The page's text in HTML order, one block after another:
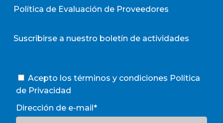
Política de Evaluación de Proveedores
Suscribirse a nuestro boletín de actividades
Acepto los términos y condiciones Política
de Privacidad
Dirección de e-mail*